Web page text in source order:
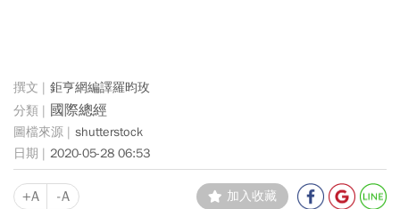
鉅亨網編譯羅昀玫
國際總經
shutterstock
2020-05-28 06:53
+A -A 加入收藏